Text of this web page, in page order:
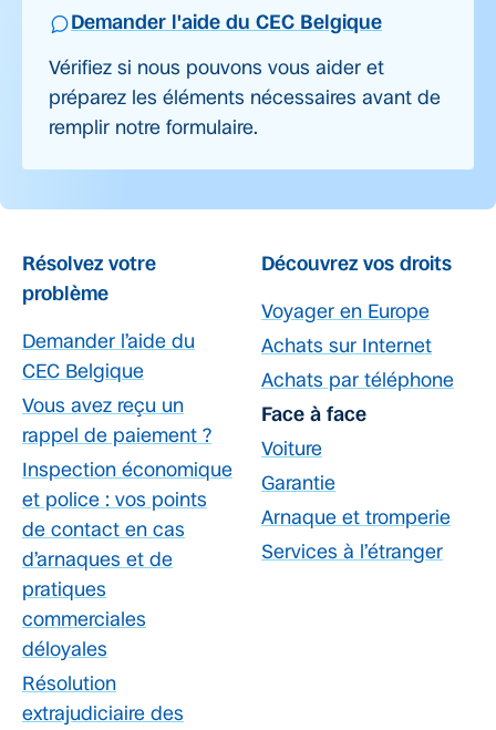
Demander l'aide du CEC Belgique
Vérifiez si nous pouvons vous aider et
préparez les éléments nécessaires avant de
remplir notre formulaire.
Résolvez votre
problème
Demander l’aide du
CEC Belgique
Vous avez reçu un
rappel de paiement ?
Inspection économique
et police : vos points
de contact en cas
d’arnaques et de
pratiques
commerciales
déloyales
Résolution
extrajudiciaire des
Découvrez vos droits
Voyager en Europe
Achats sur Internet
Achats par téléphone
Face à face
Voiture
Garantie
Arnaque et tromperie
Services à l’étranger